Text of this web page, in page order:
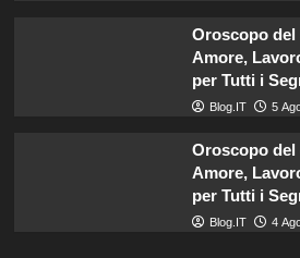
Oroscopo del
Amore,
per Tutti i
Blog.IT 5
Oroscopo del
Amore,
per Tutti i
Blog.IT 4